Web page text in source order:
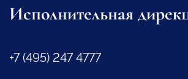
Исполнительная
+7 (495) 247 4777